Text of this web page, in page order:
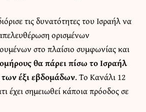
τις δυνατότητες του Ισραήλ να
ορισμένων
στο πλαίσιο συμφωνίας και
θα πάρει πίσω το Ισραήλ
έξι εβδομάδων. Το Κανάλι 12
έχει σημειωθεί κάποια πρόοδος σε